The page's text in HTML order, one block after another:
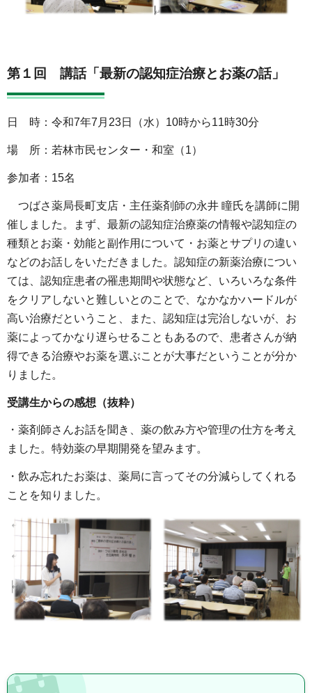
第１回 講話「最新の認知症治療とお薬の話」
日 時：令和7年7月23日（水）10時から11時30分
場 所：若林市民センター・和室（1）
参加者：15名
つばさ薬局長町支店・主任薬剤師の永井 瞳氏を講師に開
催しました。まず、最新の認知症治療薬の情報や認知症の
種類とお薬・効能と副作用について・お薬とサプリの違い
などのお話しをいただきました。認知症の新薬治療につい
ては、認知症患者の罹患期間や状態など、いろいろな条件
をクリアしないと難しいとのことで、なかなかハードルが
高い治療だということ、また、認知症は完治しないが、お
薬によってかなり遅らせることもあるので、患者さんが納
得できる治療やお薬を選ぶことが大事だということが分か
りました。
受講生からの感想（抜粋）
・薬剤師さんお話を聞き、薬の飲み方や管理の仕方を考え
ました。特効薬の早期開発を望みます。
・飲み忘れたお薬は、薬局に言ってその分減らしてくれる
ことを知りました。